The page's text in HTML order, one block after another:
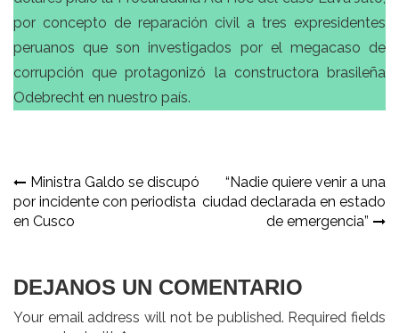
por concepto de reparación civil a tres expresidentes
peruanos que son investigados por el megacaso de
corrupción que protagonizó la constructora brasileña
Odebrecht en nuestro país.
Navegación
de
Ministra Galdo se discupó
por incidente con periodista
en Cusco
“Nadie quiere venir a una
ciudad declarada en estado
de emergencia”
DEJANOS UN COMENTARIO
Your email address will not be published. Required fields